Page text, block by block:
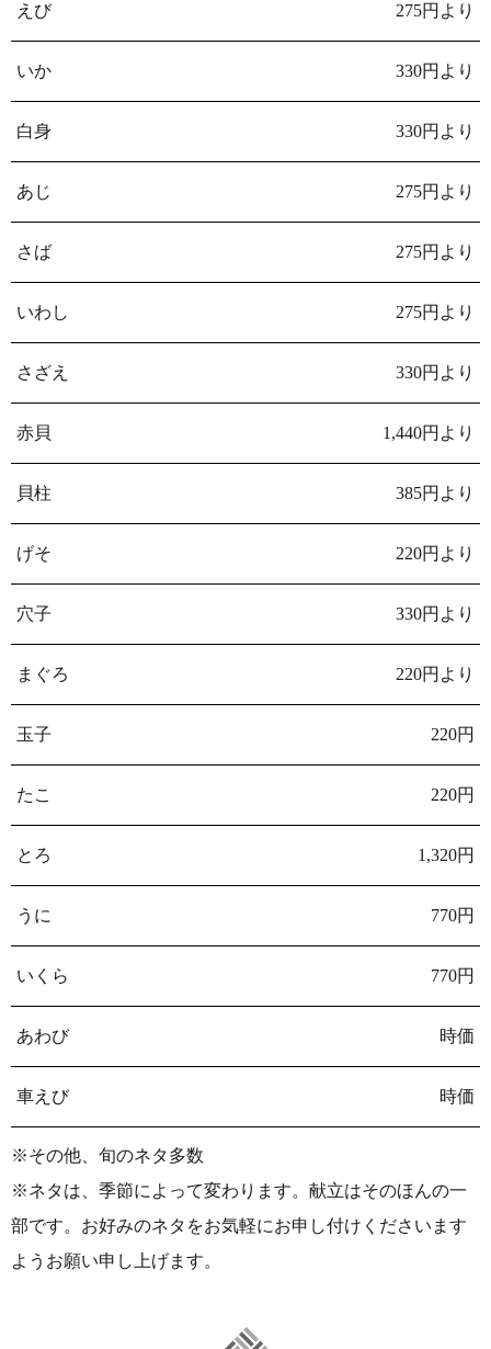
えび 275円より
いか 330円より
白身 330円より
あじ 275円より
さば 275円より
いわし 275円より
さざえ 330円より
赤貝 1,440円より
貝柱 385円より
げそ 220円より
穴子 330円より
まぐろ 220円より
玉子 220円
たこ 220円
とろ 1,320円
うに 770円
いくら 770円
あわび 時価
車えび 時価
※その他、旬のネタ多数
※ネタは、季節によって変わります。献立はそのほんの一
部です。お好みのネタをお気軽にお申し付けくださいます
ようお願い申し上げます。